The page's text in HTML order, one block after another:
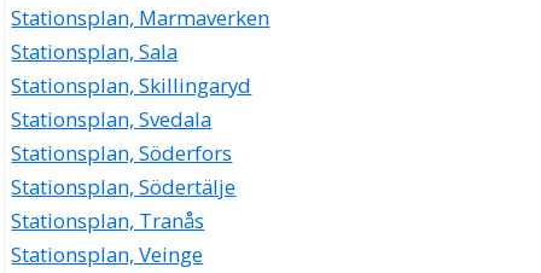
Stationsplan, Marmaverken
Stationsplan, Sala
Stationsplan, Skillingaryd
Stationsplan, Svedala
Stationsplan, Söderfors
Stationsplan, Södertälje
Stationsplan, Tranås
Stationsplan, Veinge